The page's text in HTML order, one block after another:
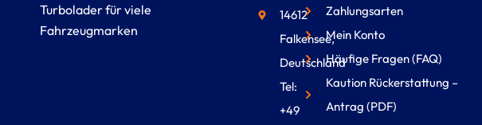
Turbolader für viele
Fahrzeugmarken
14612
Falkensee,
Deutschland
Tel:
+49
Zahlungsarten
Mein Konto
Häufige Fragen (FAQ)
Kaution Rückerstattung –
Antrag (PDF)